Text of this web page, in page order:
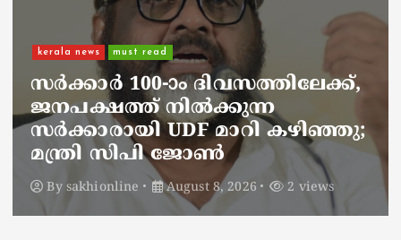
നാടെങ്ങും പൊലീസ് തിരയുന്നു,
ചായകുടിക്കാൻ എടപ്പാളിലെത്തി
അർജുൻ ആയങ്കി;
സഞ്ചരിക്കുന്നത് വാഹനങ്ങൾ
മാറ്റി
By sakhionline August 8, 2026 3 views